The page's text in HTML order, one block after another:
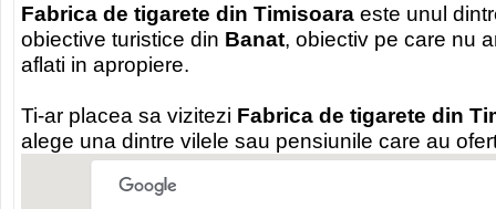
Fabrica de tigarete din Timisoara este unul
obiective turistice din Banat, obiectiv pe care nu
aflati in apropiere.
Ti-ar placea sa vizitezi Fabrica de tigarete din
alege una dintre vilele sau pensiunile care au